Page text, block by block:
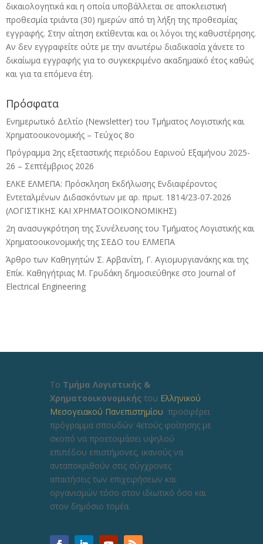
δικαιολογητικά και η οποία υποβάλλεται σε αποκλειστική
προθεσμία τριάντα (30) ημερών από τη λήξη της προθεσμίας
εγγραφής. Στην αίτηση εκτίθενται και οι λόγοι της καθυστέρησης.
Αν δεν εγγραφείτε ούτε με την ανωτέρω διαδικασία χάνετε το
δικαίωμα εγγραφής για το συγκεκριμένο ακαδημαϊκό έτος καθώς
και για τα επόμενα έτη.
Πρόσφατα
Ενημερωτικό Δελτίο (Newsletter) του Τμήματος Λογιστικής και
Χρηματοοικονομικής – Τεύχος 8ο
Πρόγραμμα 2ης εξεταστικής περιόδου Eαρινού Eξαμήνου 2025-
26 – Σεπτέμβριος 2026
ΕΛΚΕ ΕΛΜΕΠΑ: Πρόσκληση Εκδήλωσης Ενδιαφέροντος
Εντεταλμένων Διδασκόντων με αρ. πρωτ. 1814/23-07-2026
(ΛΟΓΙΣΤΙΚΗΣ ΚΑΙ ΧΡΗΜΑΤΟΟΙΚΟΝΟΜΙΚΗΣ)
2η ανασυγκρότηση της Συνέλευσης του Τμήματος Λογιστικής και
Χρηματοοικονομικής της ΣΕΔΟ του ΕΛΜΕΠΑ
Άρθρο των Καθηγητών Σ. Αρβανίτη, Γ. Αγιομυργιανάκης και της
Επίκ. Καθηγήτριας Μ. Γρυδάκη δημοσιεύθηκε στο Journal of
Electrical Engineering
Το Τμήμα Λογιστικής &
Χρηματοοικονομικής του Ελληνικού
Μεσογειακού Πανεπιστημίου προσφέρει
πρόγραμμα σπουδών 4ετούς φοίτησης με
σκοπό να προετοιμάσει υψηλού
επιπέδου επιστήμονες, ικανούς να
ανταποκριθούν στις σύγχρονες
απαιτήσεις των επιχειρήσεων και
οργανισμών τόσο στον ιδιωτικό όσο και
στον δημόσιο τομέα.